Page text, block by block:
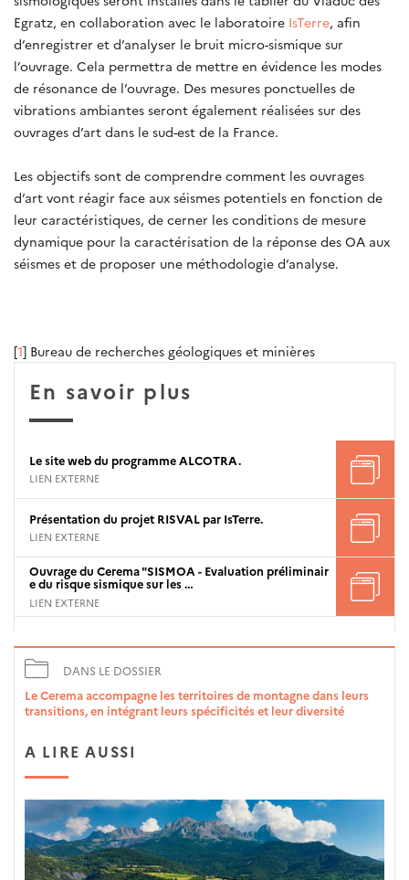
Egratz, en collaboration avec le laboratoire IsTerre, afin
d’enregistrer et d’analyser le bruit micro-sismique sur
l’ouvrage. Cela permettra de mettre en évidence les modes
de résonance de l’ouvrage. Des mesures ponctuelles de
vibrations ambiantes seront également réalisées sur des
ouvrages d’art dans le sud-est de la France.
Les objectifs sont de comprendre comment les ouvrages
d’art vont réagir face aux séismes potentiels en fonction de
leur caractéristiques, de cerner les conditions de mesure
dynamique pour la caractérisation de la réponse des OA aux
séismes et de proposer une méthodologie d’analyse.
[1] Bureau de recherches géologiques et minières
En savoir plus
Le site web du programme ALCOTRA.
LIEN EXTERNE
Présentation du projet RISVAL par IsTerre.
LIEN EXTERNE
Ouvrage du Cerema "SISMOA - Evaluation préliminair
e du risque sismique sur les …
LIEN EXTERNE
DANS LE DOSSIER
Le Cerema accompagne les territoires de montagne dans leurs
transitions, en intégrant leurs spécificités et leur diversité
A LIRE AUSSI